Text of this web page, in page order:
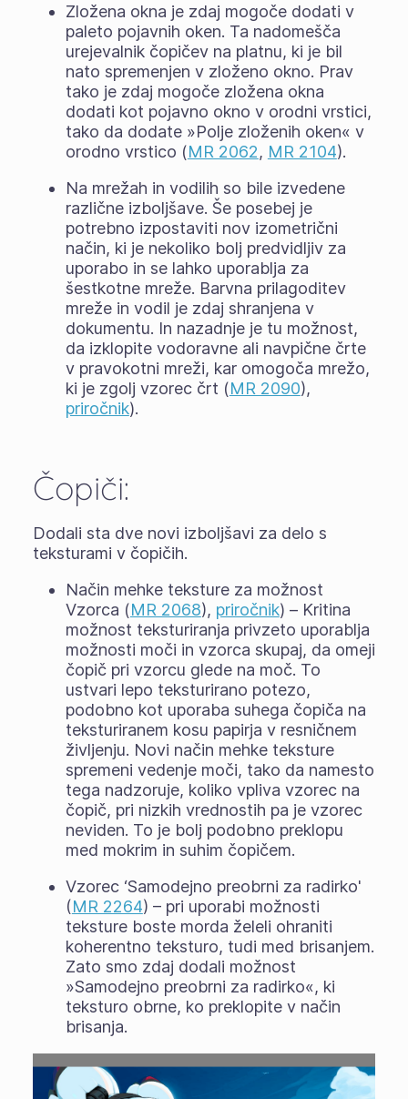
Zložena okna je zdaj mogoče dodati v
paleto pojavnih oken. Ta nadomešča
urejevalnik čopičev na platnu, ki je bil
nato spremenjen v zloženo okno. Prav
tako je zdaj mogoče zložena okna
dodati kot pojavno okno v orodni vrstici,
tako da dodate »Polje zloženih oken« v
orodno vrstico (MR 2062, MR 2104).
Na mrežah in vodilih so bile izvedene
različne izboljšave. Še posebej je
potrebno izpostaviti nov izometrični
način, ki je nekoliko bolj predvidljiv za
uporabo in se lahko uporablja za
šestkotne mreže. Barvna prilagoditev
mreže in vodil je zdaj shranjena v
dokumentu. In nazadnje je tu možnost,
da izklopite vodoravne ali navpične črte
v pravokotni mreži, kar omogoča mrežo,
ki je zgolj vzorec črt (MR 2090),
priročnik).
Čopiči:
Dodali sta dve novi izboljšavi za delo s
teksturami v čopičih.
Način mehke teksture za možnost
Vzorca (MR 2068), priročnik) – Kritina
možnost teksturiranja privzeto uporablja
možnosti moči in vzorca skupaj, da omeji
čopič pri vzorcu glede na moč. To
ustvari lepo teksturirano potezo,
podobno kot uporaba suhega čopiča na
teksturiranem kosu papirja v resničnem
življenju. Novi način mehke teksture
spremeni vedenje moči, tako da namesto
tega nadzoruje, koliko vpliva vzorec na
čopič, pri nizkih vrednostih pa je vzorec
neviden. To je bolj podobno preklopu
med mokrim in suhim čopičem.
Vzorec ‘Samodejno preobrni za radirko'
(MR 2264) – pri uporabi možnosti
teksture boste morda želeli ohraniti
koherentno teksturo, tudi med brisanjem.
Zato smo zdaj dodali možnost
»Samodejno preobrni za radirko«, ki
teksturo obrne, ko preklopite v način
brisanja.